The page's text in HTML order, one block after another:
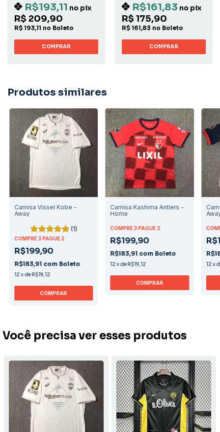
R$193,11 no pix
R$ 209,90
R$ 193,11 no Boleto
COMPRAR
R$161,83 no pix
R$ 175,90
R$ 161,83 no Boleto
COMPRAR
Produtos similares
Camisa Vissel Kobe -
Away
(1)
COMPRE 3 PAGUE 2
R$199,90
R$183,91 com Boleto
12xde R$19,12
COMPRAR
Camisa Kashima Antlers -
Home
COMPRE 3 PAGUE 2
R$199,90
R$183,91 com Boleto
12xde R$19,12
COMPRAR
12 x
Você precisa ver esses produtos